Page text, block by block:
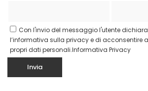
Con l'invio del messaggio l'utente
l’informativa sulla privacy e di acconsentire
propri dati personali.Informativa Privacy